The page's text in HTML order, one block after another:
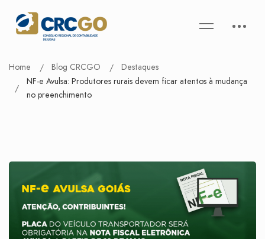
Home Blog CRCGO
Destaques
NF-e Avulsa: Produtores rurais devem ficar atentos à mudança
no preenchimento